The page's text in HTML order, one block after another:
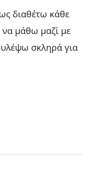
διαθέτω κάθε
να μάθω μαζί με
σκληρά για